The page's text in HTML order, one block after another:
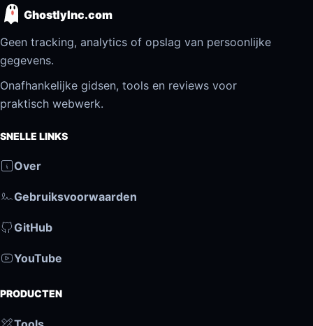
GhostlyInc.com
Geen tracking, analytics of opslag van persoonlijke
gegevens.
Onafhankelijke gidsen, tools en reviews voor
praktisch webwerk.
SNELLE LINKS
Over
Gebruiksvoorwaarden
GitHub
YouTube
PRODUCTEN